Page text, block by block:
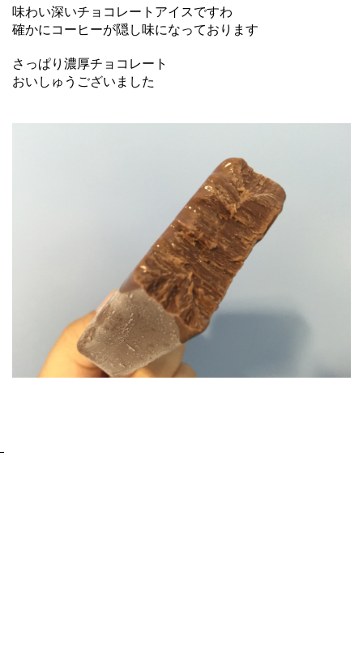
味わい深いチョコレートアイスですわ
確かにコーヒーが隠し味になっております
さっぱり濃厚チョコレート
おいしゅうございました